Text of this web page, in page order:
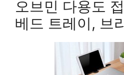
오브민 다용도
베드 트레이, 브